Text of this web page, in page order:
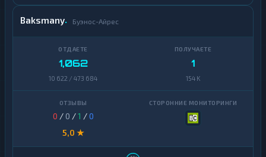
Baksmany Буэнос-Айрес
1,062
10 622 / 473 684
1
154 K
0 / 0 /1 /0
5,0 ★